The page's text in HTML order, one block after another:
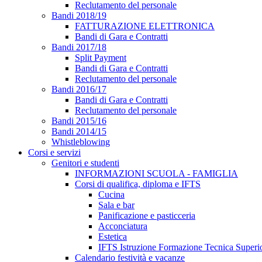
Reclutamento del personale
Bandi 2018/19
FATTURAZIONE ELETTRONICA
Bandi di Gara e Contratti
Bandi 2017/18
Split Payment
Bandi di Gara e Contratti
Reclutamento del personale
Bandi 2016/17
Bandi di Gara e Contratti
Reclutamento del personale
Bandi 2015/16
Bandi 2014/15
Whistleblowing
Corsi e servizi
Genitori e studenti
INFORMAZIONI SCUOLA - FAMIGLIA
Corsi di qualifica, diploma e IFTS
Cucina
Sala e bar
Panificazione e pasticceria
Acconciatura
Estetica
IFTS Istruzione Formazione Tecnica
Calendario festività e vacanze